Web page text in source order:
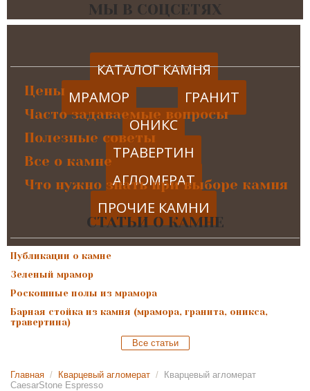
КАТАЛОГ КАМНЯ
МРАМОР
ГРАНИТ
ОНИКС
ТРАВЕРТИН
АГЛОМЕРАТ
ПРОЧИЕ КАМНИ
МЫ В СОЦСЕТЯХ
Цены
Часто задаваемые вопросы
Полезные советы
Все о камне
Что нужно знать при выборе камня
СТАТЬИ О КАМНЕ
Публикации о камне
Зеленый мрамор
Роскошные полы из мрамора
Барная стойка из камня (мрамора, гранита, оникса,
травертина)
Все статьи
Главная / Кварцевый агломерат /
Кварцевый агломерат
CaesarStone Espresso